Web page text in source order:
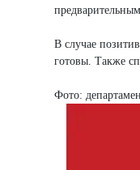
В случае
готовы. Также
Фото: